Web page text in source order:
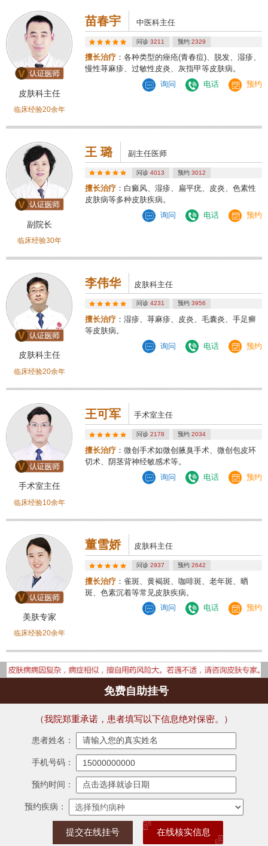
皮肤科主任
临床经验20余年
苗春宇 中医科主任
问诊3211 预约 2329
擅长治疗 ：各种类型的痤疮(青春痘)、脱发、湿疹、
慢性荨麻疹、过敏性皮炎、灰指甲等皮肤病。
询问
电话 预约
副院长
临床经验30年
王 璐 副主任医师
问诊4013 预约 3012
擅长治疗 ：白癜风、湿疹、扁平疣、皮炎、色素性
皮肤病等多种皮肤疾病。
询问
电话 预约
皮肤科主任
临床经验20余年
李伟华 皮肤科主任
问诊4231 预约 3956
擅长治疗 ：湿疹、荨麻疹、皮炎、毛囊炎、手足癣
等皮肤病。
询问
电话 预约
手术室主任
临床经验10余年
王可军 手术室主任
问诊2178 预约 2034
擅长治疗 ：微创手术如微创腋臭手术、微创包皮环
切术、阴茎背神经敏感术等。
询问
电话 预约
美肤专家
临床经验20余年
董雪娇 皮肤科主任
问诊2937 预约 2642
擅长治疗 ：雀斑、黄褐斑、咖啡斑、老年斑、晒
斑、色素沉着等常见皮肤疾病。
询问
电话 预约
免费自助挂号
（我院郑重承诺，患者填写以下信息绝对保密。）
患者姓名：
手机号码：
预约时间：
预约疾病：
在线核实信息